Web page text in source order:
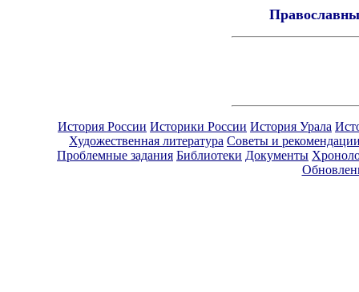
История России Историки России История Урала
Художественная литература Советы и
Проблемные задания Библиотеки Документы